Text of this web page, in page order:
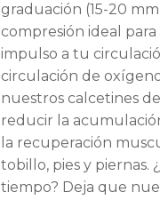
graduación (15-20
compresión ideal
impulso a tu
circulación de
nuestros calcetines
reducir la
la recuperación
tobillo, pies y piernas.
tiempo? Deja que